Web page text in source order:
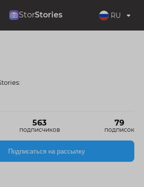
StorStories RU
563
подписчиков
79
подписок
Подписаться на рассылку